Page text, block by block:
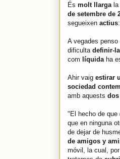
És molt llarga la
de setembre de
segueixen actius:
A vegades
dificulta definir-la
com líquida ha
Ahir vaig estirar
sociedad
amb aquests
"El hecho de que
que en ninguna
de dejar de
de amigos y
móvil, la cual,